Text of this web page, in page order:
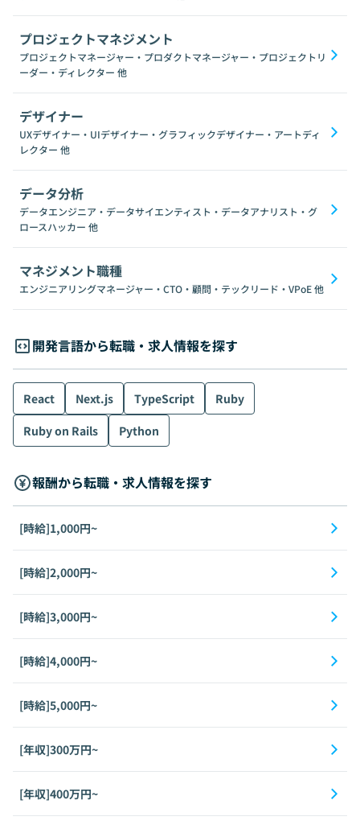
プロジェクトマネジメント
プロジェクトマネージャー・プロダクトマネージャー・プロジェクトリ
ーダー・ディレクター 他
デザイナー
UXデザイナー・UIデザイナー・グラフィックデザイナー・アートディ
レクター 他
データ分析
データエンジニア・データサイエンティスト・データアナリスト・グ
ロースハッカー 他
マネジメント職種
エンジニアリングマネージャー・CTO・顧問・テックリード・VPoE他
開発言語から転職・求人情報を探す
React Next.js TypeScript
Ruby
Ruby on Rails
Python
報酬から転職・求人情報を探す
[時給]1,000円~
[時給]2,000円~
[時給]3,000円~
[時給]4,000円~
[時給]5,000円~
[年収]300万円~
[年収]400万円~